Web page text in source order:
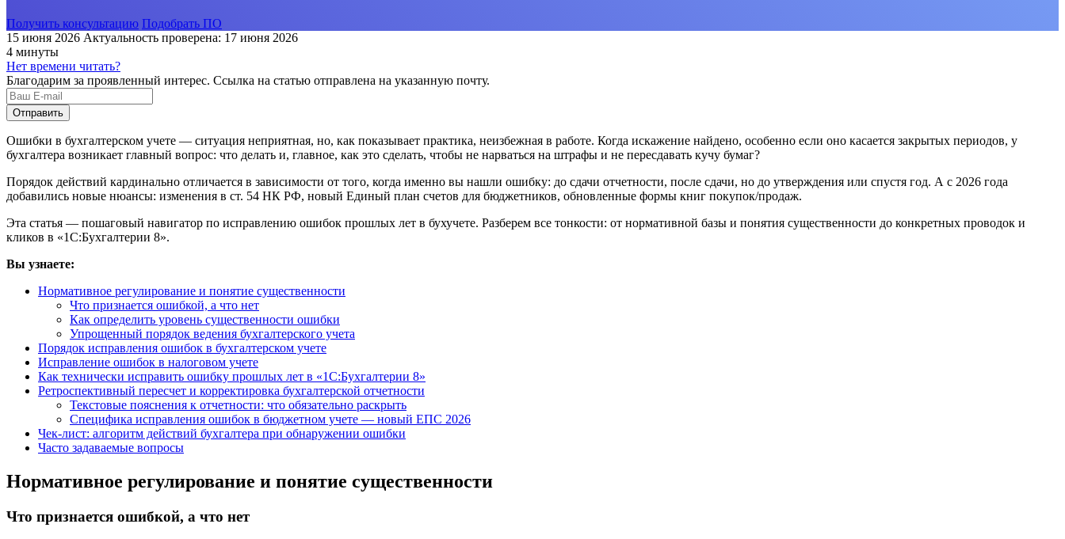
Получить консультацию Подобрать ПО
15 июня 2026 Актуальность проверена: 17 июня 2026
4 минуты
Нет времени читать?
Благодарим за проявленный интерес. Ссылка на статью отправлена на указанную почту.
Ошибки в бухгалтерском учете — ситуация неприятная, но, как показывает практика, неизбежная в работе. Когда искажение найдено, особенно если оно касается закрытых периодов, у
бухгалтера возникает главный вопрос: что делать и, главное, как это сделать, чтобы не нарваться на штрафы и не пересдавать кучу бумаг?
Порядок действий кардинально отличается в зависимости от того, когда именно вы нашли ошибку: до сдачи отчетности, после сдачи, но до утверждения или спустя год. А с 2026 года
добавились новые нюансы: изменения в ст. 54 НК РФ, новый Единый план счетов для бюджетников, обновленные формы книг покупок/продаж.
Эта статья — пошаговый навигатор по исправлению ошибок прошлых лет в бухучете. Разберем все тонкости: от нормативной базы и понятия существенности до конкретных проводок и
кликов в «1С:Бухгалтерии 8».
Вы узнаете:
Нормативное регулирование и понятие существенности
Что признается ошибкой, а что нет
Как определить уровень существенности ошибки
Упрощенный порядок ведения бухгалтерского учета
Порядок исправления ошибок в бухгалтерском учете
Исправление ошибок в налоговом учете
Как технически исправить ошибку прошлых лет в «1С:Бухгалтерии 8»
Ретроспективный пересчет и корректировка бухгалтерской отчетности
Текстовые пояснения к отчетности: что обязательно раскрыть
Специфика исправления ошибок в бюджетном учете — новый ЕПС 2026
Чек-лист: алгоритм действий бухгалтера при обнаружении ошибки
Часто задаваемые вопросы
Нормативное регулирование и понятие существенности
Что признается ошибкой, а что нет